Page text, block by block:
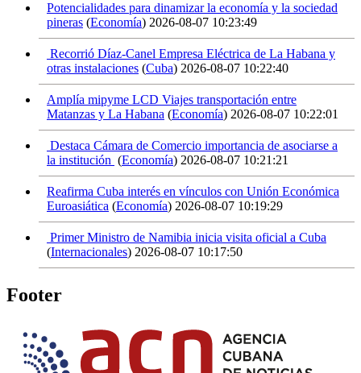
Potencialidades para dinamizar la economía y la sociedad
pineras (Economía) 2026-08-07 10:23:49
Recorrió Díaz-Canel Empresa Eléctrica de La Habana y
otras instalaciones (Cuba) 2026-08-07 10:22:40
Amplía mipyme LCD Viajes transportación entre
Matanzas y La Habana (Economía) 2026-08-07 10:22:01
Destaca Cámara de Comercio importancia de asociarse a
la institución (Economía) 2026-08-07 10:21:21
Reafirma Cuba interés en vínculos con Unión Económica
Euroasiática (Economía) 2026-08-07 10:19:29
Primer Ministro de Namibia inicia visita oficial a Cuba
(Internacionales) 2026-08-07 10:17:50
Footer